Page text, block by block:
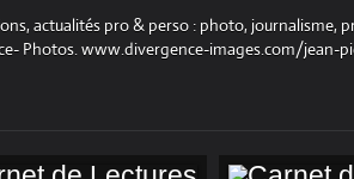
actualités pro & perso : photo, journalisme,
Photos. www.divergence-images.com/jean-